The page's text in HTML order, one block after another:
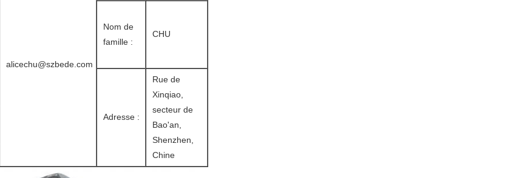
alicechu@szbede.com
Nom de
famille :
CHU
Adresse :
Rue de
Xinqiao,
secteur de
Bao'an,
Shenzhen,
Chine